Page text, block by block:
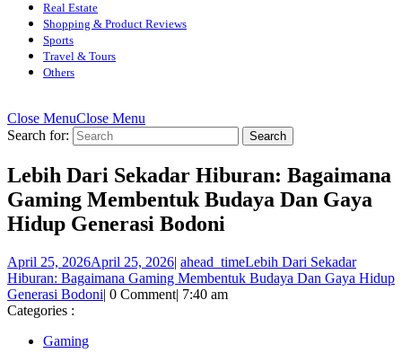
Real Estate
Shopping & Product Reviews
Sports
Travel & Tours
Others
Close MenuClose Menu
Search for:
Lebih Dari Sekadar Hiburan: Bagaimana
Gaming Membentuk Budaya Dan Gaya
Hidup Generasi Bodoni
April 25, 2026April 25, 2026| ahead_timeLebih Dari Sekadar
Hiburan: Bagaimana Gaming Membentuk Budaya Dan Gaya Hidup
Generasi Bodoni| 0 Comment| 7:40 am
Categories :
Gaming